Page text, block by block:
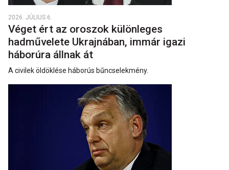
2026. JÚLIUS 6.
Véget ért az oroszok különleges
hadművelete Ukrajnában, immár igazi
háborúra állnak át
A civilek öldöklése háborús bűncselekmény.